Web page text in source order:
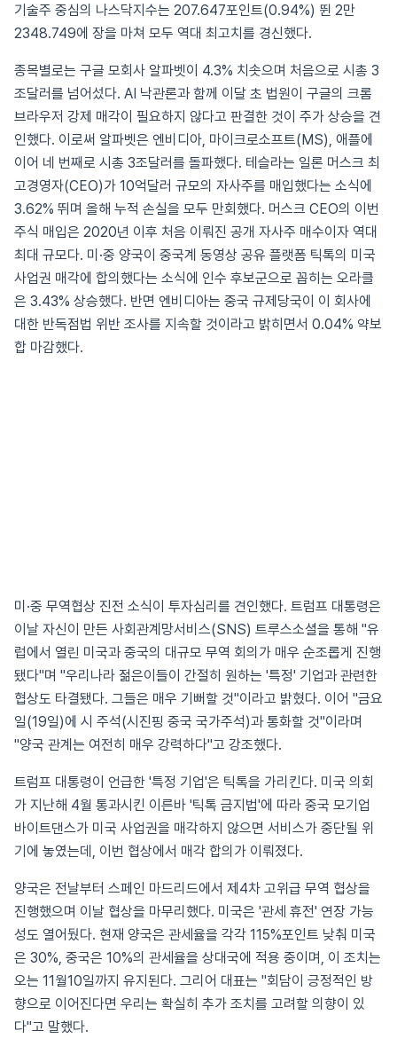
기술주 중심의 나스닥지수는 207.647포인트(0.94%) 뛴 2만
2348.749에 장을 마쳐 모두 역대 최고치를 경신했다.
종목별로는 구글 모회사 알파벳이 4.3% 치솟으며 처음으로 시총 3
조달러를 넘어섰다. AI 낙관론과 함께 이달 초 법원이 구글의 크롬
브라우저 강제 매각이 필요하지 않다고 판결한 것이 주가 상승을 견
인했다. 이로써 알파벳은 엔비디아, 마이크로소프트(MS), 애플에
이어 네 번째로 시총 3조달러를 돌파했다. 테슬라는 일론 머스크 최
고경영자(CEO)가 10억달러 규모의 자사주를 매입했다는 소식에
3.62% 뛰며 올해 누적 손실을 모두 만회했다. 머스크 CEO의 이번
주식 매입은 2020년 이후 처음 이뤄진 공개 자사주 매수이자 역대
최대 규모다. 미·중 양국이 중국계 동영상 공유 플랫폼 틱톡의 미국
사업권 매각에 합의했다는 소식에 인수 후보군으로 꼽히는 오라클
은 3.43% 상승했다. 반면 엔비디아는 중국 규제당국이 이 회사에
대한 반독점법 위반 조사를 지속할 것이라고 밝히면서 0.04% 약보
합 마감했다.
미·중 무역협상 진전 소식이 투자심리를 견인했다. 트럼프 대통령은
이날 자신이 만든 사회관계망서비스(SNS) 트루스소셜을 통해 "유
럽에서 열린 미국과 중국의 대규모 무역 회의가 매우 순조롭게 진행
됐다"며 "우리나라 젊은이들이 간절히 원하는 '특정' 기업과 관련한
협상도 타결됐다. 그들은 매우 기뻐할 것"이라고 밝혔다. 이어 "금요
일(19일)에 시 주석(시진핑 중국 국가주석)과 통화할 것"이라며
"양국 관계는 여전히 매우 강력하다"고 강조했다.
트럼프 대통령이 언급한 '특정 기업'은 틱톡을 가리킨다. 미국 의회
가 지난해 4월 통과시킨 이른바 '틱톡 금지법'에 따라 중국 모기업
바이트댄스가 미국 사업권을 매각하지 않으면 서비스가 중단될 위
기에 놓였는데, 이번 협상에서 매각 합의가 이뤄졌다.
양국은 전날부터 스페인 마드리드에서 제4차 고위급 무역 협상을
진행했으며 이날 협상을 마무리했다. 미국은 '관세 휴전' 연장 가능
성도 열어뒀다. 현재 양국은 관세율을 각각 115%포인트 낮춰 미국
은 30%, 중국은 10%의 관세율을 상대국에 적용 중이며, 이 조치는
오는 11월10일까지 유지된다. 그리어 대표는 "회담이 긍정적인 방
향으로 이어진다면 우리는 확실히 추가 조치를 고려할 의향이 있
다"고 말했다.